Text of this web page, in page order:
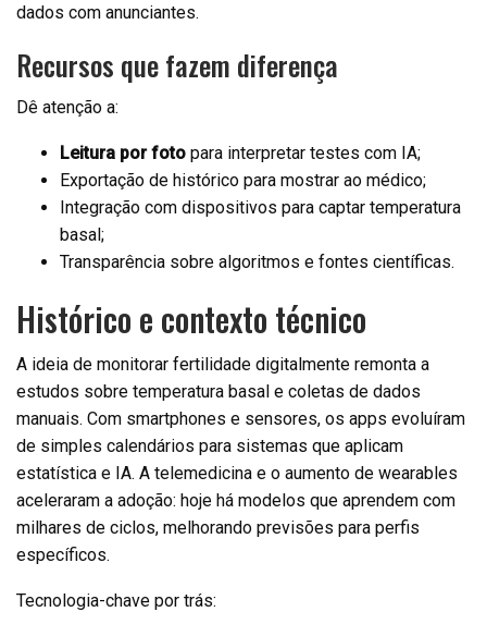
dados com anunciantes.
Recursos que fazem diferença
Dê atenção a:
Leitura por foto para interpretar testes com IA;
Exportação de histórico para mostrar ao médico;
Integração com dispositivos para captar temperatura
basal;
Transparência sobre algoritmos e fontes científicas.
Histórico e contexto técnico
A ideia de monitorar fertilidade digitalmente remonta a
estudos sobre temperatura basal e coletas de dados
manuais. Com smartphones e sensores, os apps evoluíram
de simples calendários para sistemas que aplicam
estatística e IA. A telemedicina e o aumento de wearables
aceleraram a adoção: hoje há modelos que aprendem com
milhares de ciclos, melhorando previsões para perfis
específicos.
Tecnologia-chave por trás: